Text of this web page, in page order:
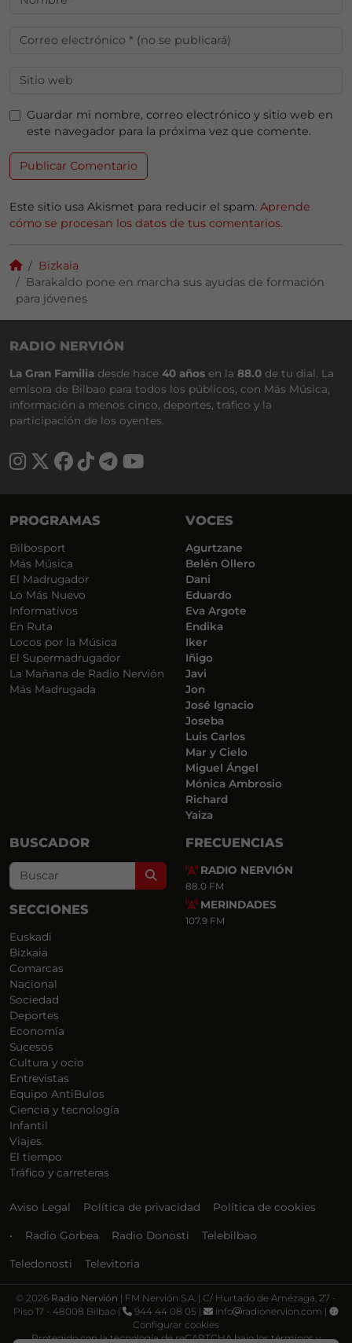
Guardar mi nombre, correo electrónico y sitio web en
este navegador para la próxima vez que comente.
Este sitio usa Akismet para reducir el spam. Aprende
cómo se procesan los datos de tus comentarios.
Bizkaia
Barakaldo pone en marcha sus ayudas de formación
para jóvenes
RADIO NERVIÓN
La Gran Familia desde hace 40 años en la 88.0 de tu dial. La
emisora de Bilbao para todos los públicos, con Más Música,
información a menos cinco, deportes, tráfico y la
participación de los oyentes.
PROGRAMAS
Bilbosport
Más Música
El Madrugador
Lo Más Nuevo
Informativos
En Ruta
Locos por la Música
El Supermadrugador
La Mañana de Radio Nervión
Más Madrugada
VOCES
Agurtzane
Belén Ollero
Dani
Eduardo
Eva Argote
Endika
Iker
Iñigo
Javi
Jon
José Ignacio
Joseba
Luis Carlos
Mar y Cielo
Miguel Ángel
Mónica Ambrosio
Richard
Yaiza
BUSCADOR
Search
SECCIONES
Euskadi
Bizkaia
Comarcas
Nacional
Sociedad
Deportes
Economía
Sucesos
Cultura y ocio
Entrevistas
Equipo AntiBulos
Ciencia y tecnología
Infantil
Viajes
El tiempo
Tráfico y carreteras
FRECUENCIAS
RADIO NERVIÓN
88.0 FM
MERINDADES
107.9 FM
Aviso Legal Política de privacidad Política de cookies
• Radio Gorbea Radio Donosti Telebilbao
Teledonosti Televitoria
© 2026 Radio Nervión | FM Nervión S.A. | C/ Hurtado de Amézaga, 27 -
Piso 17 - 48008 Bilbao |
944 44 08 05 | info
radionervion.com |
Configurar cookies
Protegido con la tecnología de reCAPTCHA bajo los términos y